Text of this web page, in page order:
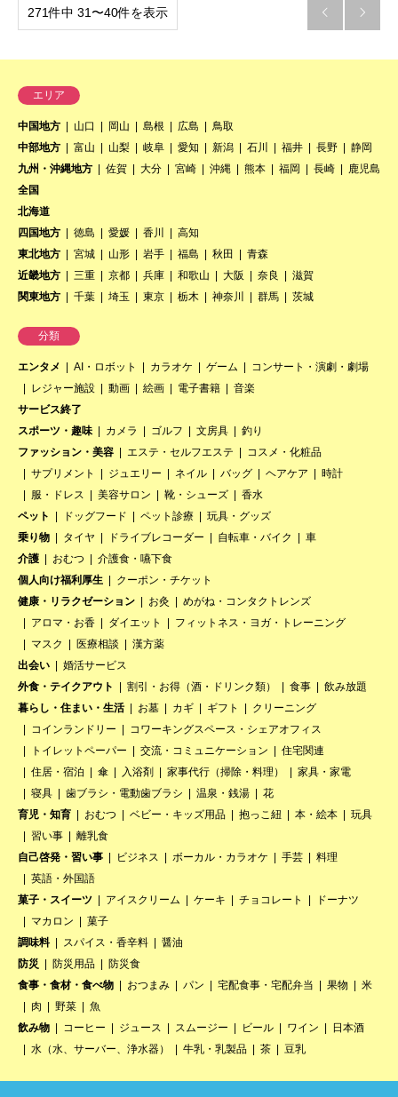
271件中 31〜40件を表示  
エリア
中国地方 山口 岡山 島根 広島
鳥取
中部地方
富山 山梨 岐阜 愛知 新潟 石川 福井 長野
静岡
九州・沖縄地方
佐賀 大分 宮崎 沖縄 熊本 福岡 長崎
鹿児島
全国
北海道
四国地方
徳島 愛媛 香川
高知
東北地方
宮城 山形 岩手 福島 秋田
青森
近畿地方
三重 京都 兵庫 和歌山 大阪 奈良
滋賀
関東地方
千葉 埼玉 東京 栃木 神奈川 群馬 茨城
分類
エンタメ AI・ロボット カラオケ ゲーム
コンサート・演劇・劇場
レジャー施設
動画 絵画 電子書籍
音楽
サービス終了
スポーツ・趣味
カメラ ゴルフ 文房具
釣り
ファッション・美容
エステ・セルフエステ
コスメ・化粧品
サプリメント
ジュエリー ネイル バッグ ヘアケア
時計
服・ドレス
美容サロン 靴・シューズ
香水
ペット
ドッグフード ペット診療
玩具・グッズ
乗り物
タイヤ ドライブレコーダー 自転車・バイク
車
介護
おむつ
介護食・嚥下食
個人向け福利厚生
クーポン・チケット
健康・リラクゼーション
お灸
めがね・コンタクトレンズ
アロマ・お香
ダイエット
フィットネス・ヨガ・トレーニング
マスク
医療相談
漢方薬
出会い
婚活サービス
外食・テイクアウト
割引・お得（酒・ドリンク類） 食事
飲み放題
暮らし・住まい・生活
お墓 カギ ギフト
クリーニング
コインランドリー
コワーキングスペース・シェアオフィス
トイレットペーパー
交流・コミュニケーション
住宅関連
住居・宿泊
傘 入浴剤 家事代行（掃除・料理）
家具・家電
寝具
歯ブラシ・電動歯ブラシ 温泉・銭湯
花
育児・知育
おむつ ベビー・キッズ用品 抱っこ紐 本・絵本
玩具
習い事
離乳食
自己啓発・習い事
ビジネス ボーカル・カラオケ 手芸
料理
英語・外国語
菓子・スイーツ
アイスクリーム ケーキ チョコレート
ドーナツ
マカロン
菓子
調味料
スパイス・香辛料
醤油
防災
防災用品
防災食
食事・食材・食べ物
おつまみ パン 宅配食事・宅配弁当 果物
米
肉
野菜
魚
飲み物
コーヒー ジュース スムージー ビール ワイン
日本酒
水（水、サーバー、浄水器）
牛乳・乳製品 茶 豆乳